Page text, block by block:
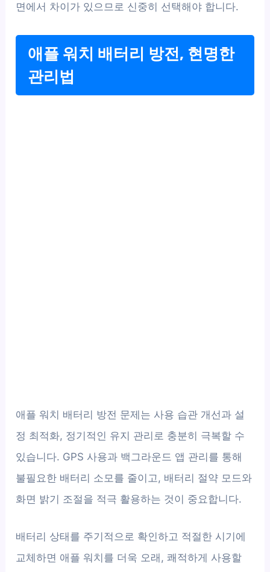
면에서 차이가 있으므로 신중히 선택해야 합니다.
애플 워치 배터리 방전, 현명한
관리법
애플 워치 배터리 방전 문제는 사용 습관 개선과 설
정 최적화, 정기적인 유지 관리로 충분히 극복할 수
있습니다. GPS 사용과 백그라운드 앱 관리를 통해
불필요한 배터리 소모를 줄이고, 배터리 절약 모드와
화면 밝기 조절을 적극 활용하는 것이 중요합니다.
배터리 상태를 주기적으로 확인하고 적절한 시기에
교체하면 애플 워치를 더욱 오래, 쾌적하게 사용할